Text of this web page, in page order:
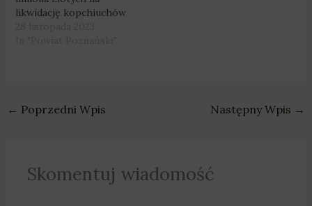
likwidację kopchiuchów
← Poprzedni Wpis Następny Wpis →
Skomentuj wiadomość